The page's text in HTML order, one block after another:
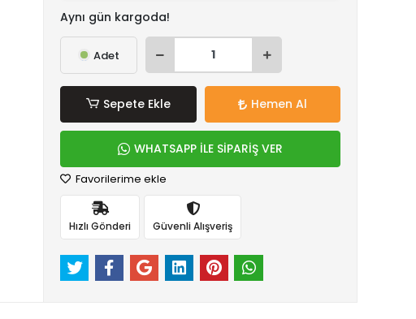
Aynı gün kargoda!
Adet
Sepete Ekle Hemen Al
WHATSAPP İLE SİPARİŞ VER
Favorilerime ekle
Hızlı Gönderi Güvenli Alışveriş